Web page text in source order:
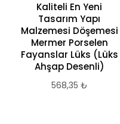
Kaliteli En Yeni
Tasarım Yapı
Malzemesi Döşemesi
Mermer Porselen
Fayanslar Lüks (Lüks
Ahşap Desenli)
568,35 ₺